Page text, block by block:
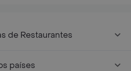
de Restaurantes
países